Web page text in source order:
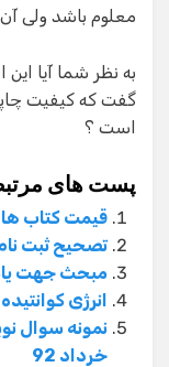
معلوم باشد ولی
به نظر شما آیا
گفت که کیفیت
است ؟
پست های
قیمت کتاب
تصحیح ثبت نام
مبحث جهت
انرژی کوانتیده
نمونه سوال
خرداد 92